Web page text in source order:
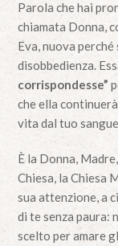
Parola che hai
chiamata Donna,
Eva, nuova
disobbedienza.
corrispondesse”
che ella
vita dal tuo
È la Donna,
Chiesa, la Chiesa
sua attenzione, a
di te senza paura:
scelto per amare